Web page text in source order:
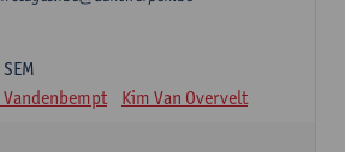
Vandenbempt Kim Van Overvelt